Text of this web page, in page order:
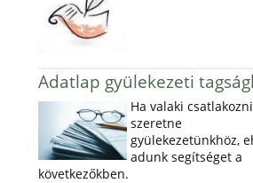
Adatlap gyülekezeti
Ha valaki csatlakozni
szeretne
gyülekezetünkhöz,
adunk segítséget a
következőkben.